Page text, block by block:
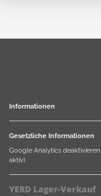
Informationen
Gesetzliche Informationen
Google Analytics deaktivieren
aktiv)
YERD Lager-Verkauf